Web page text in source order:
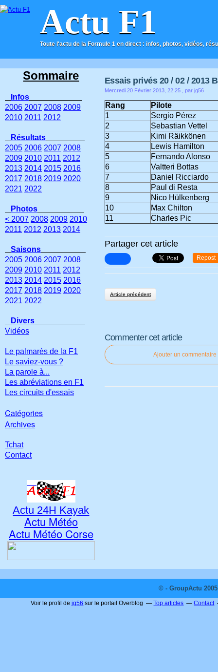
Actu F1
Toute l'actu de la Formule 1 en direct : infos, photos, vidéos,
ACCUEIL CONTACT
Essais privés 20 / 02 / 2013
Mercredi 20 Février 2013, 22:25 , par jg56
Rang
Pilote
1
Sergio Pérez
2
Sebastian Vettel
3
Kimi Räikkönen
4
Lewis Hamilton
5
Fernando Alonso
6
Valtteri Bottas
7
Daniel Ricciardo
8
Paul di Resta
9
Nico Hülkenberg
10
Max Chilton
11
Charles Pic
Partager cet article
Repost
Article précédent
Commenter cet article
Ajouter un commentaire
Sommaire
Infos
2006 2007 2008 2009
2010 2011 2012
Résultats
2005 2006 2007 2008
2009 2010 2011 2012
2013 2014 2015 2016
2017 2018 2019 2020
2021 2022
Photos
< 2007 2008 2009 2010
2011 2012 2013 2014
Saisons
2005 2006 2007 2008
2009 2010 2011 2012
2013 2014 2015 2016
2017 2018 2019 2020
2021 2022
Divers
Vidéos
Le palmarès de la F1
Le saviez-vous ?
La parole à...
Les abréviations en F1
Les circuits d'essais
Catégories
Archives
Tchat
Contact
Actu 24H Kayak
Actu Météo
Actu Météo Corse
© - GroupActu
Voir le profil dejg56 sur le portail Overblog Top articles Contact